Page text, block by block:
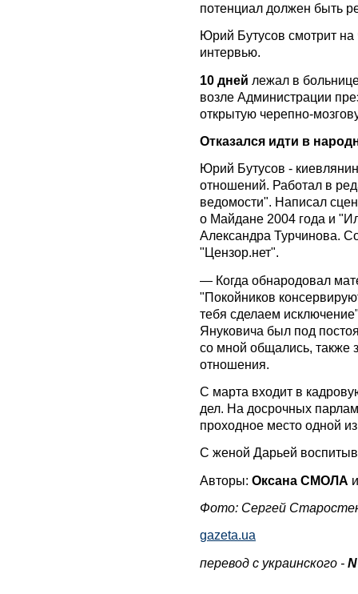
потенциал должен быть
Юрий Бутусов смотрит на
интервью.
10 дней лежал в
возле Администрации
открытую черепно-
Отказался идти в
Юрий Бутусов -
отношений. Работал в
ведомости". Написал
о Майдане 2004 года и
Александра Турчинова.
"Цензор.нет".
— Когда обнародовал
"Покойников
тебя сделаем
Януковича был под
со мной общались, также
отношения.
С марта входит в
дел. На досрочных
проходное место одной
С женой Дарьей
Авторы: Оксана СМОЛА
Фото: Сергей
gazeta.ua
перевод с украинского -